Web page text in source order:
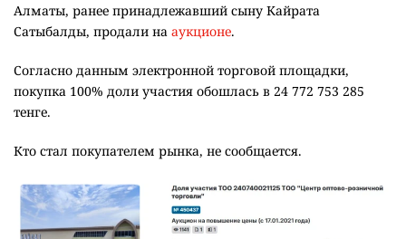
Алматы, ранее принадлежавший сыну Кайрата
Сатыбалды, продали на аукционе.
Согласно данным электронной торговой площадки,
покупка 100% доли участия обошлась в 24 772 753 285
тенге.
Кто стал покупателем рынка, не сообщается.